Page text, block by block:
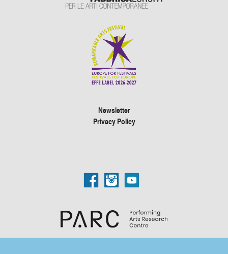
Newsletter
Privacy Policy